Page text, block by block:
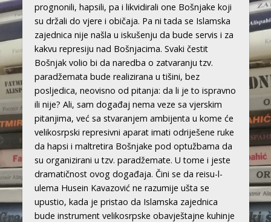
prognonili, hapsili, pa i likvidirali one Bošnjake koji
su držali do vjere i običaja. Pa ni tada se Islamska
zajednica nije našla u iskušenju da bude servis i za
kakvu represiju nad Bošnjacima. Svaki čestit
Bošnjak volio bi da naredba o zatvaranju tzv.
paradžemata bude realizirana u tišini, bez
posljedica, neovisno od pitanja: da li je to ispravno
ili nije? Ali, sam događaj nema veze sa vjerskim
pitanjima, već sa stvaranjem ambijenta u kome će
velikosrpski represivni aparat imati odriješene ruke
da hapsi i maltretira Bošnjake pod optužbama da
su organizirani u tzv. paradžemate. U tome i jeste
dramatičnost ovog događaja. Čini se da reisu-l-
ulema Husein Kavazović ne razumije ušta se
upustio, kada je pristao da Islamska zajednica
bude instrument velikosrpske obavještajne kuhinje